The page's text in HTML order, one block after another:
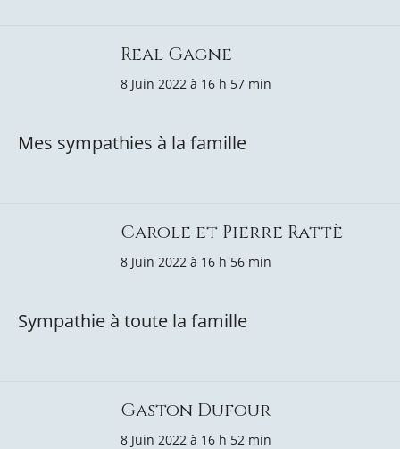
Real Gagne
8 Juin 2022 à 16 h 57 min
Mes sympathies à la famille
Carole et Pierre Rattè
8 Juin 2022 à 16 h 56 min
Sympathie à toute la famille
Gaston Dufour
8 Juin 2022 à 16 h 52 min